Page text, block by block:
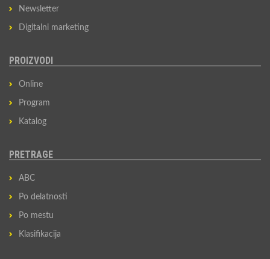
Newsletter
Digitalni marketing
PROIZVODI
Online
Program
Katalog
PRETRAGE
ABC
Po delatnosti
Po mestu
Klasifikacija